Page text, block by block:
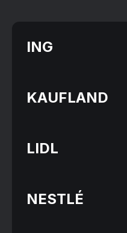
ING
KAUFLAND
LIDL
NESTLÉ